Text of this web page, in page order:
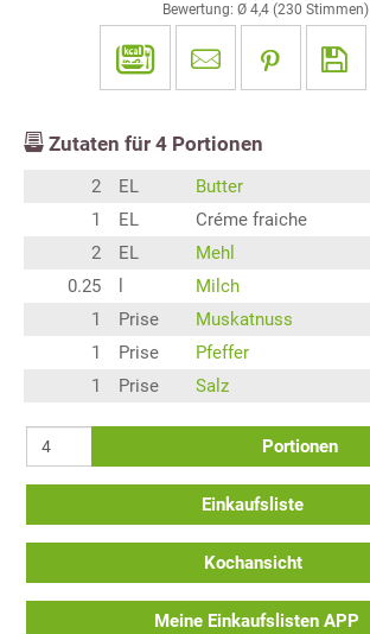
Bewertung: Ø 4,4 (230 Stimmen)
Zutaten für 4 Portionen
2 EL
Butter
1
EL
Créme fraiche
2
EL
Mehl
0.25
Milch
1
Prise
Muskatnuss
1
Prise
Pfeffer
1
Prise Salz
Portionen
Einkaufsliste
Kochansicht
Meine Einkaufslisten APP